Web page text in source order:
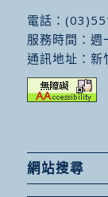
電話：
服務時間：
通訊地址： 新
網站搜尋